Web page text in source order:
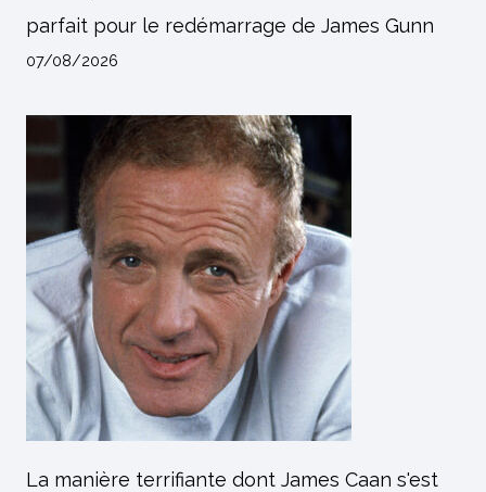
parfait pour le redémarrage de James Gunn
07/08/2026
La manière terrifiante dont James Caan s'est